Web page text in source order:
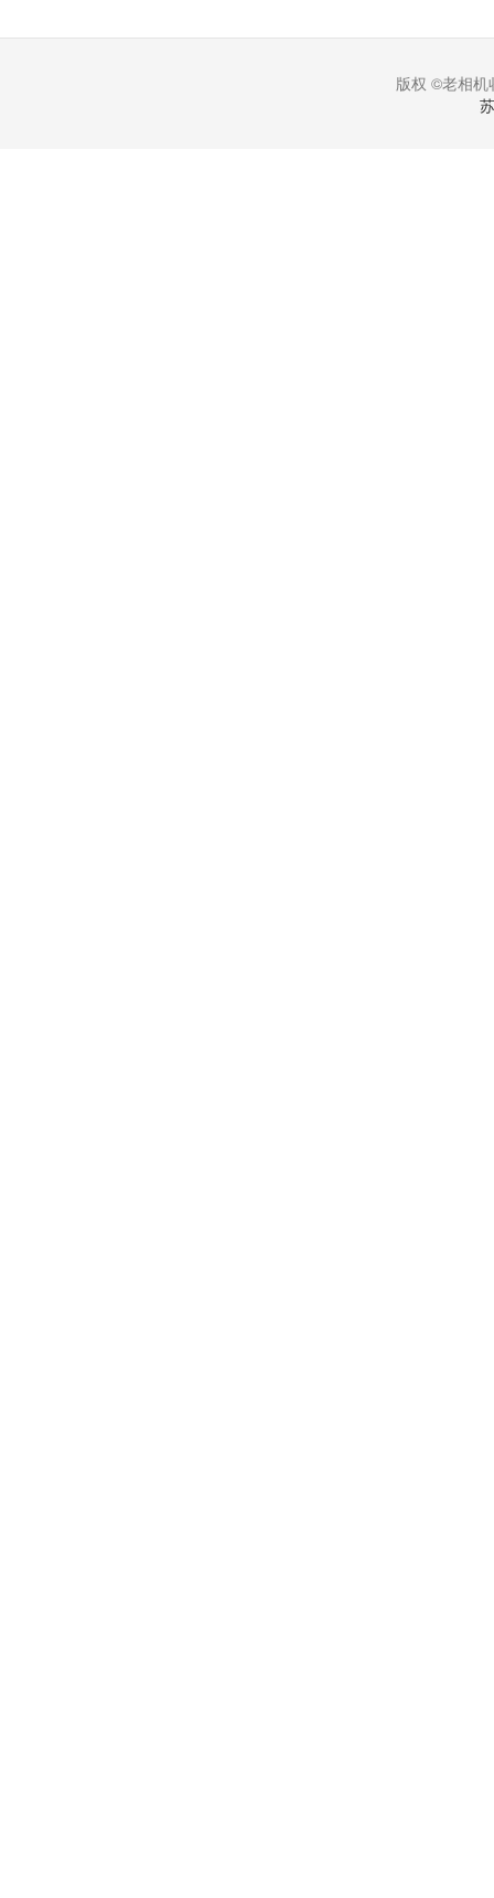
版权 ©老相